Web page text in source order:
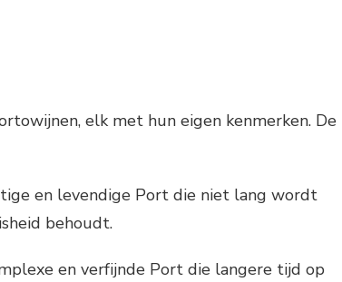
elk met hun eigen kenmerken. De
en levendige Port die niet lang wordt
behoudt.
en verfijnde Port die langere tijd op